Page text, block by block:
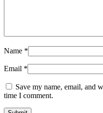
Name *
Email *
Save my name, email, and
time I comment.